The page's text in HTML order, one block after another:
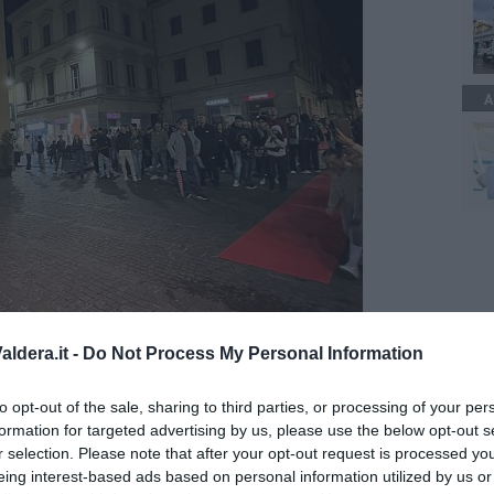
- Do Not Process My Personal Information
opt-out of the sale, sharing to third parties, or processing of your
for targeted advertising by us, please use the below opt-out
selection. Please note that after your opt-out request is processed
interest-based ads based on personal information utilized by us
diversa ma familiare, intima e condivisa, raccontando
capace di trasformarsi in spazio di relazione e
proprio nella serata di sabato, è promossa in collaborazione
Cultura Pontedera e Tempo Reale Firenze e nasce dalla
alla mostraBanksy & Friends, ospitata al Palp-Palazzo